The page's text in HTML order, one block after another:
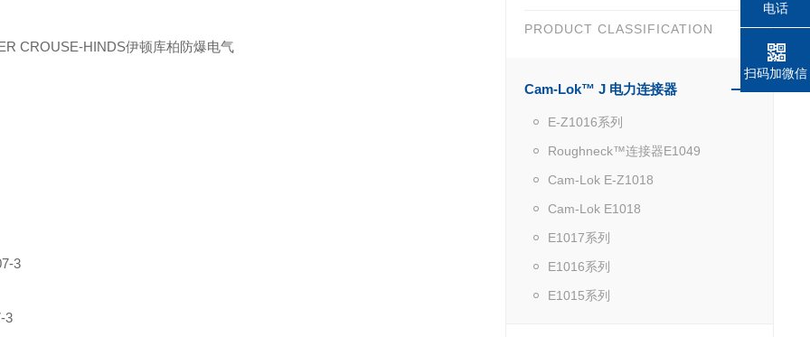
PRODUCT CLASSIFICATION
Cam-Lok™ J 电力连接器
E-Z1016系列
Roughneck™连接器E1049
Cam-Lok E-Z1018
Cam-Lok E1018
E1017系列
E1016系列
E1015系列
CROUSE-HINDS伊顿库柏防爆电气
3
3
电话
扫码加微信